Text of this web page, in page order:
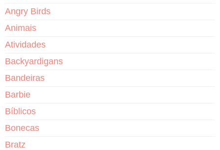
Angry Birds
Animais
Atividades
Backyardigans
Bandeiras
Barbie
Bíblicos
Bonecas
Bratz